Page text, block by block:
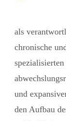
als
chronische
und
den Aufbau